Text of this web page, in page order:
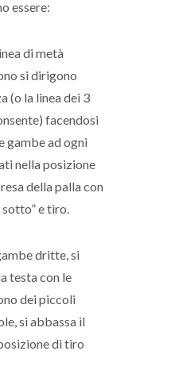
essere:
di metà
si dirigono
(o la linea dei 3
facendosi
gambe ad ogni
nella posizione
della palla con
e tiro.
dritte, si
testa con le
dei piccoli
si abbassa il
di tiro